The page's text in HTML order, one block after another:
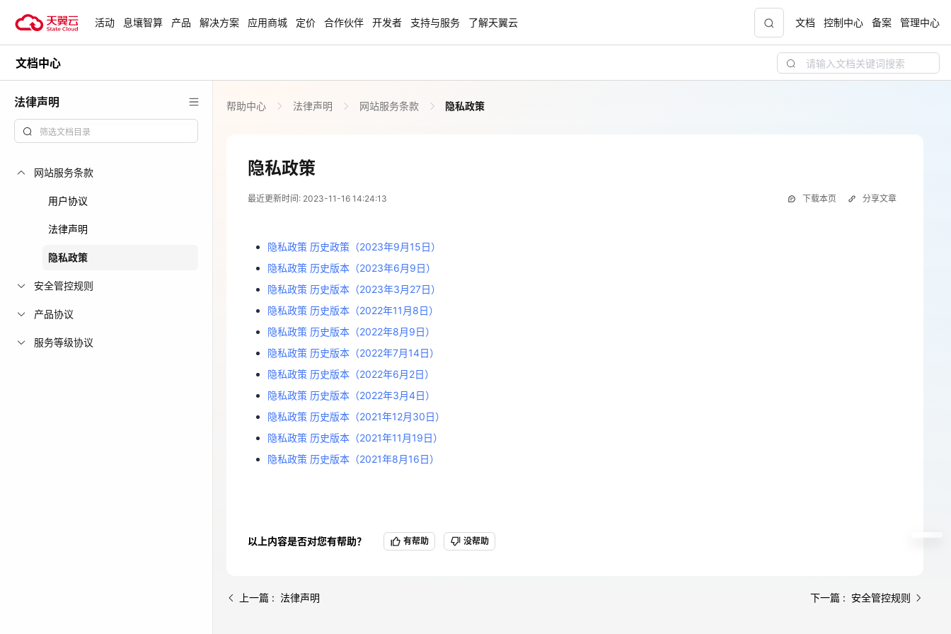
试用，产品折扣等，助您降本增
安全隔离版OpenClaw NEW 聚力AI赋能 天翼云大模型专项
企业出海解决方案
助力您的业务扬帆出海，通达全球！
国家云助力中小企业腾飞，高额上云补贴重磅
云上钜惠
爆款云主机全场特惠，2核4G只要1.8折起！
免费活动
免费试用中心 HOT
多款云产品免费试用，快来开启云上之旅
活动 息壤智算 产品 解决方案 应用商城 定价 合作伙伴 开发者 支持与服务 了解天翼云 文档 控制中心 备案 管理中心
文档中心
法律声明
网站服务条款
用户协议
法律声明
隐私政策
安全管控规则
产品协议
服务等级协议
帮助中心 法律声明 网站服务条款 隐私政策
隐私政策
最近更新时间: 2023-11-16 14:24:13 下载本页
2023-11-16 06:24:13
隐私政策 历史版本（2023年3月27日）
隐私政策 历史版本（2022年11月8日）
隐私政策 历史版本（2022年8月9日）
隐私政策 历史版本（2022年7月14日）
隐私政策 历史版本（2022年6月2日）
隐私政策 历史版本（2022年3月4日）
隐私政策 历史版本（2021年12月30日）
隐私政策 历史版本（2021年11月19日）
隐私政策 历史版本（2021年8月16日）
分享文章
隐私政策 历史政策（2023年9月15日）
隐私政策 历史版本（2023年6月9日）
隐私政策 历史版本（2023年3月27日）
隐私政策 历史版本（2022年11月8日）
隐私政策 历史版本（2022年8月9日）
隐私政策 历史版本（2022年7月14日）
隐私政策 历史版本（2022年6月2日）
隐私政策 历史版本（2022年3月4日）
隐私政策 历史版本（2021年12月30日）
隐私政策 历史版本（2021年11月19日）
隐私政策 历史版本（2021年8月16日）
以上内容是否对您有帮助？ 有帮助 没帮助
上一篇 : 法律声明 下一篇 : 安全管控规则